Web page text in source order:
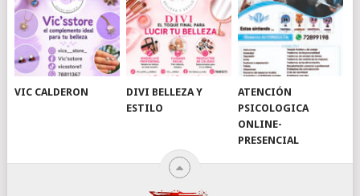
VIC CALDERON
DIVI BELLEZA Y
ESTILO
ATENCIÓN
PSICOLOGICA
ONLINE-
PRESENCIAL